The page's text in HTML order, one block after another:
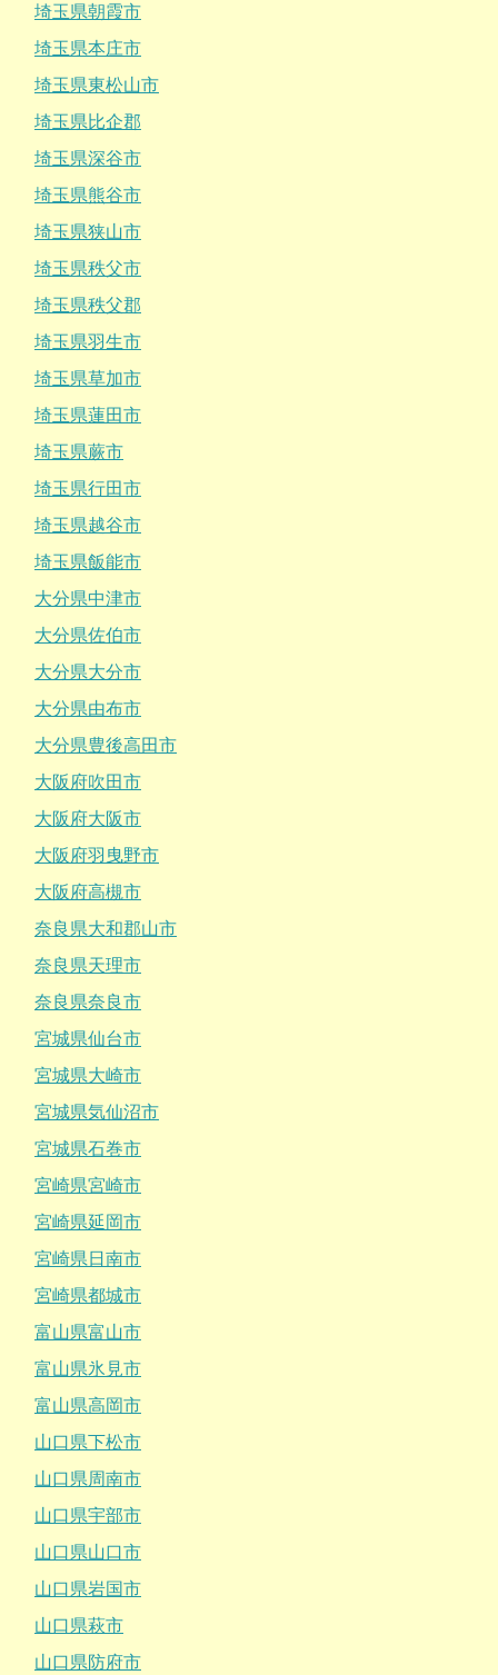
埼玉県朝霞市
埼玉県本庄市
埼玉県東松山市
埼玉県比企郡
埼玉県深谷市
埼玉県熊谷市
埼玉県狭山市
埼玉県秩父市
埼玉県秩父郡
埼玉県羽生市
埼玉県草加市
埼玉県蓮田市
埼玉県蕨市
埼玉県行田市
埼玉県越谷市
埼玉県飯能市
大分県中津市
大分県佐伯市
大分県大分市
大分県由布市
大分県豊後高田市
大阪府吹田市
大阪府大阪市
大阪府羽曳野市
大阪府高槻市
奈良県大和郡山市
奈良県天理市
奈良県奈良市
宮城県仙台市
宮城県大崎市
宮城県気仙沼市
宮城県石巻市
宮崎県宮崎市
宮崎県延岡市
宮崎県日南市
宮崎県都城市
富山県富山市
富山県氷見市
富山県高岡市
山口県下松市
山口県周南市
山口県宇部市
山口県山口市
山口県岩国市
山口県萩市
山口県防府市